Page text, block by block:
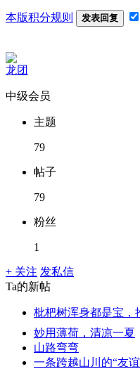
本版积分规则 发表回复
龙团
中级会员
主题
79
帖子
79
粉丝
1
+ 关注 发私信
Ta的新帖
枇杷树浑身都是宝，
妙用薄荷，清凉一夏
山路弯弯
一条跨越山川的“友